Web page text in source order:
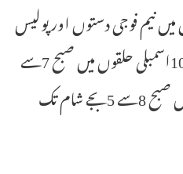
نیم فوجی دستوں اور پولیس
کی سخت سکیورٹی کے درمیان 10اسمبلی حلقوں میں صبح 7سے
شام3بجے اور باقی 10حلقوں میں صبح 8سے 5بجے شام تک